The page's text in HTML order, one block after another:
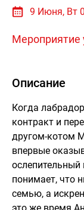
9 Июня, Вт
Описание
Когда
контракт и
другом-котом
впервые
ослепительный
понимает, что
семью, а